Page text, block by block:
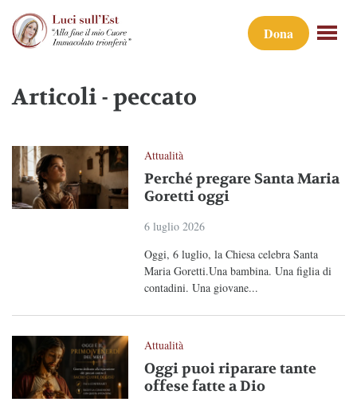
Dona
Articoli - peccato
Attualità
Perché pregare Santa Maria
Goretti oggi
6 luglio 2026
Oggi, 6 luglio, la Chiesa celebra Santa
Maria Goretti.Una bambina. Una figlia di
contadini. Una giovane...
Attualità
Oggi puoi riparare tante
offese fatte a Dio